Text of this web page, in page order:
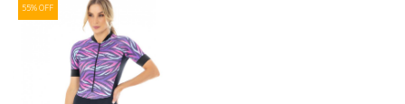
55% OFF